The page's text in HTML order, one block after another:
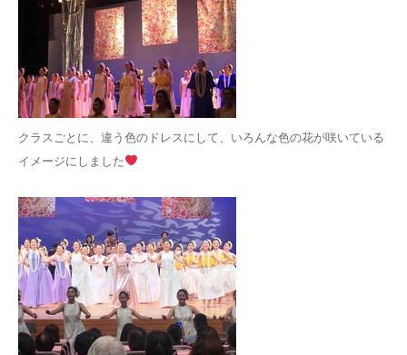
クラスごとに、違う色のドレスにして、いろんな色の花が咲いている
イメージにしました